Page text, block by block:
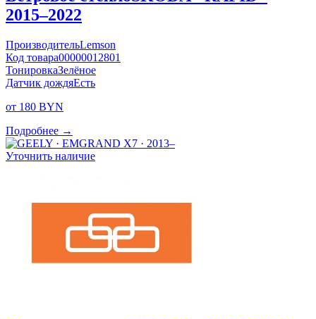
2015–2022
ПроизводительLemson
Код товара00000012801
ТонировкаЗелёное
Датчик дождяЕсть
от 180 BYN
Подробнее →
Уточнить наличие